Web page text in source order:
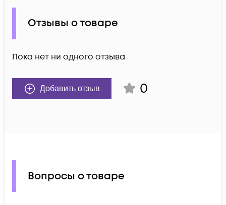
Отзывы о товаре
Пока нет ни одного отзыва
Добавить отзыв 0
Вопросы о товаре